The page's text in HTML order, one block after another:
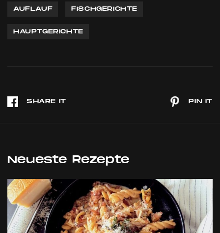
AUFLAUF FISCHGERICHTE
HAUPTGERICHTE
Neueste Rezepte